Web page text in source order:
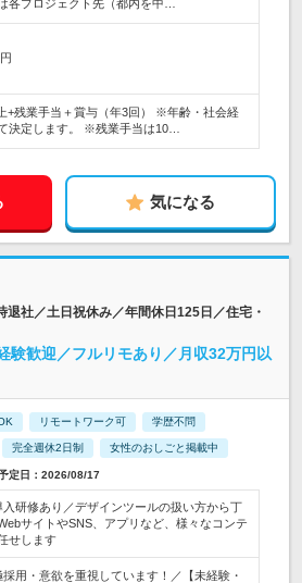
各プロジェクト先（都内を中…
+残業手当＋賞与（年3回） ※年齢・社会経
決定します。 ※残業手当は10…
気になる
退社／土日祝休み／年間休日125日／住宅・
験歓迎／フルリモあり／月収32万円以
リモートワーク可 学歴不問
完全週休2日制 女性のおしごと掲載中
定日：2026/08/17
入研修あり／デザインツールの扱い方から丁
サイトやSNS、アプリなど、様々なコンテ
せします
用・意欲を重視しています！／【未経験・